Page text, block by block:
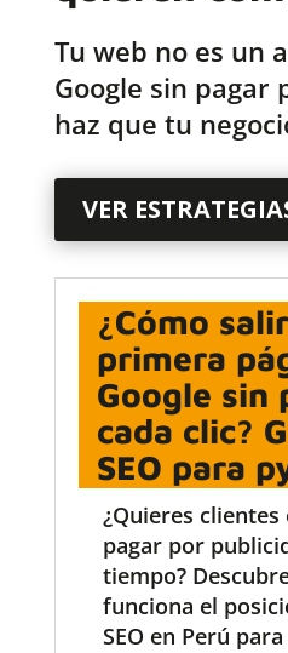
Tu web no es un
Google sin pagar
haz que tu
VER
¿Cómo
primera
Google sin
cada clic?
SEO para
¿Quieres clientes
pagar por
tiempo?
funciona el
SEO en Perú